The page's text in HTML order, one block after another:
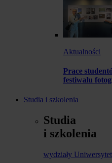
Aktualności
Prace
festiwalu
Studia i szkolenia
Studia
i szkolenia
wydziały